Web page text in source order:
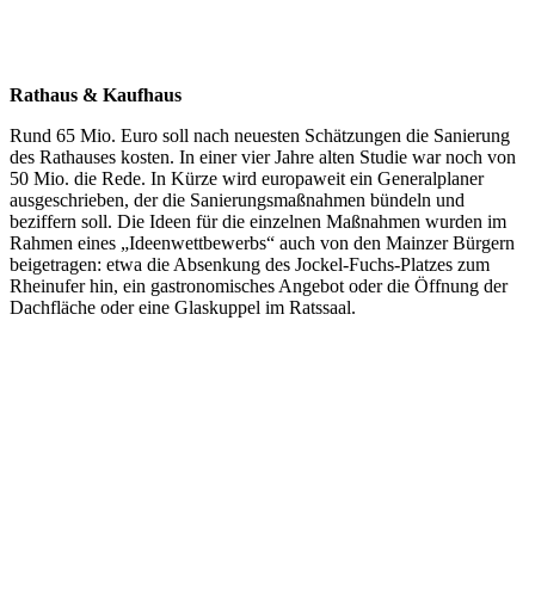
Rathaus & Kaufhaus
Rund 65 Mio. Euro soll nach neuesten Schätzungen die Sanierung
des Rathauses kosten. In einer vier Jahre alten Studie war noch von
50 Mio. die Rede. In Kürze wird europaweit ein Generalplaner
ausgeschrieben, der die Sanierungsmaßnahmen bündeln und
beziffern soll. Die Ideen für die einzelnen Maßnahmen wurden im
Rahmen eines „Ideenwettbewerbs“ auch von den Mainzer Bürgern
beigetragen: etwa die Absenkung des Jockel-Fuchs-Platzes zum
Rheinufer hin, ein gastronomisches Angebot oder die Öffnung der
Dachfläche oder eine Glaskuppel im Ratssaal.